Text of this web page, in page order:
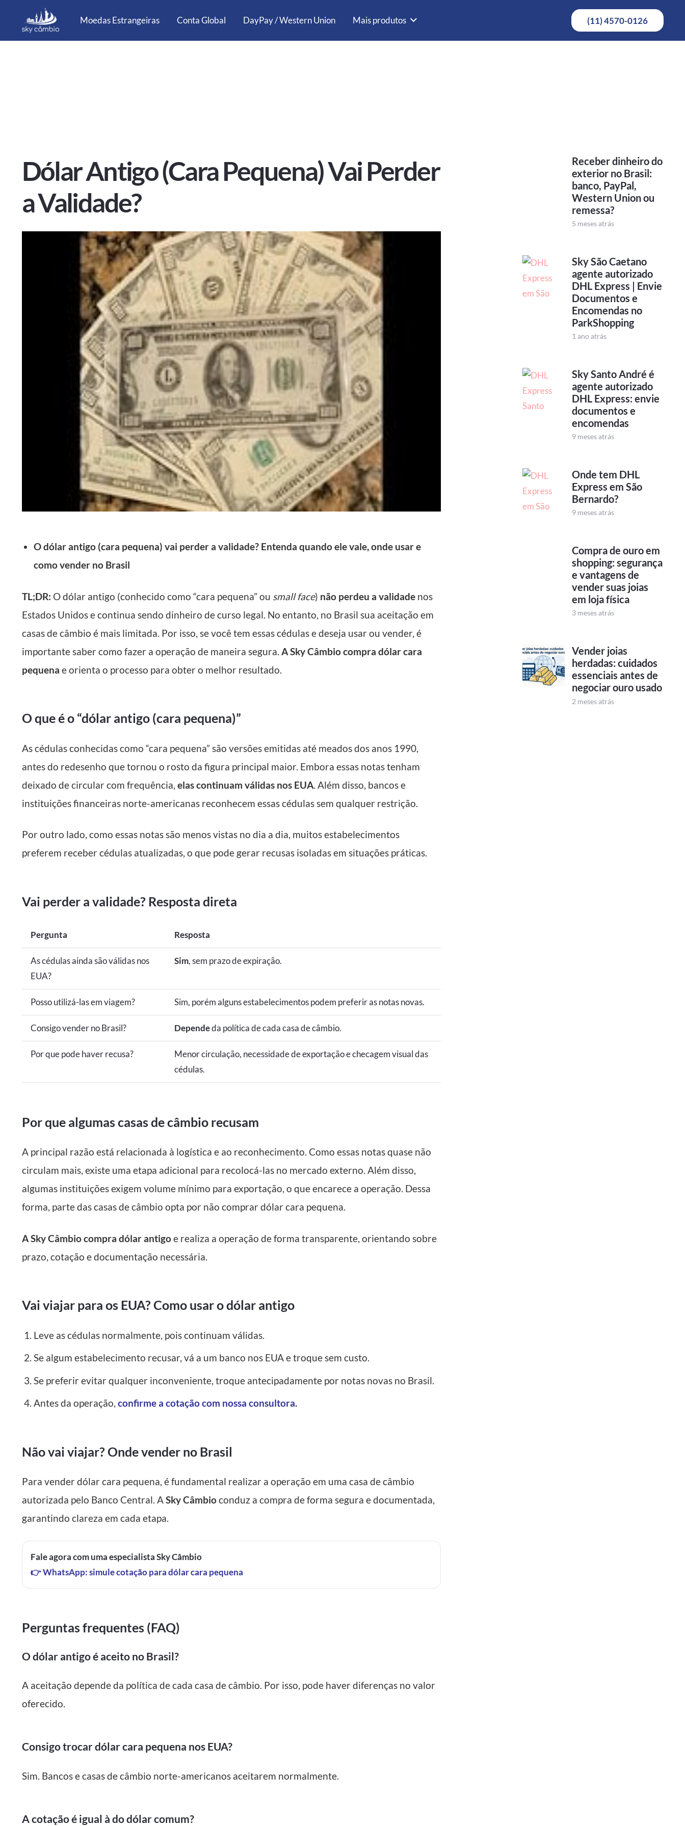
Moedas Estrangeiras Conta Global DayPay / Western Union Mais produtos (11) 4570-0126
Dólar Antigo (Cara Pequena) Vai Perder
a Validade?
O dólar antigo (cara pequena) vai perder a validade? Entenda quando ele vale, onde usar e
como vender no Brasil
TL;DR: O dólar antigo (conhecido como “cara pequena” ou small face) não perdeu a validadenos
Estados Unidos e continua sendo dinheiro de curso legal. No entanto, no Brasil sua aceitação em
casas de câmbio é mais limitada. Por isso, se você tem essas cédulas e deseja usar ou vender, é
importante saber como fazer a operação de maneira segura. A Sky Câmbio compra dólar cara
pequena e orienta o processo para obter o melhor resultado.
O que é o “dólar antigo (cara pequena)”
As cédulas conhecidas como “cara pequena” são versões emitidas até meados dos anos 1990,
antes do redesenho que tornou o rosto da figura principal maior. Embora essas notas tenham
deixado de circular com frequência, elas continuam válidas nos EUA. Além disso, bancos e
instituições financeiras norte-americanas reconhecem essas cédulas sem qualquer restrição.
Por outro lado, como essas notas são menos vistas no dia a dia, muitos estabelecimentos
preferem receber cédulas atualizadas, o que pode gerar recusas isoladas em situações práticas.
Vai perder a validade? Resposta direta
Pergunta Resposta
As cédulas ainda são válidas nos
EUA?
Sim, sem prazo de expiração.
Posso utilizá-las em viagem? Sim, porém alguns estabelecimentos podem preferir as notas novas.
Consigo vender no Brasil? Dependeda política de cada casa de câmbio.
Por que pode haver recusa?
Menor circulação, necessidade de exportação e checagem visual das
cédulas.
Por que algumas casas de câmbio recusam
A principal razão está relacionada à logística e ao reconhecimento. Como essas notas quase não
circulam mais, existe uma etapa adicional para recolocá-las no mercado externo. Além disso,
algumas instituições exigem volume mínimo para exportação, o que encarece a operação. Dessa
forma, parte das casas de câmbio opta por não comprar dólar cara pequena.
A Sky Câmbio compra dólar antigoe realiza a operação de forma transparente, orientando sobre
prazo, cotação e documentação necessária.
Vai viajar para os EUA? Como usar o dólar antigo
Leve as cédulas normalmente, pois continuam válidas.
Se algum estabelecimento recusar, vá a um banco nos EUA e troque sem custo.
Se preferir evitar qualquer inconveniente, troque antecipadamente por notas novas no Brasil.
Antes da operação,confirme a cotação com nossa consultora.
Não vai viajar? Onde vender no Brasil
Para vender dólar cara pequena, é fundamental realizar a operação em uma casa de câmbio
autorizada pelo Banco Central. ASky Câmbioconduz a compra de forma segura e documentada,
garantindo clareza em cada etapa.
Fale agora com uma especialista Sky Câmbio
👉 WhatsApp: simule cotação para dólar cara pequena
Perguntas frequentes (FAQ)
O dólar antigo é aceito no Brasil?
A aceitação depende da política de cada casa de câmbio. Por isso, pode haver diferenças no valor
oferecido.
Consigo trocar dólar cara pequena nos EUA?
Sim. Bancos e casas de câmbio norte-americanos aceitarem normalmente.
A cotação é igual à do dólar comum?
Receber dinheiro do
exterior no Brasil:
banco, PayPal,
Western Union ou
remessa?
5 meses atrás
Sky São Caetano
agente autorizado
DHL Express | Envie
Documentos e
Encomendas no
ParkShopping
1 ano atrás
Sky Santo André é
agente autorizado
DHL Express: envie
documentos e
encomendas
9 meses atrás
Onde tem DHL
Express em São
Bernardo?
9 meses atrás
Compra de ouro em
shopping: segurança
e vantagens de
vender suas joias
em loja física
3 meses atrás
Vender joias
herdadas: cuidados
essenciais antes de
negociar ouro usado
2 meses atrás